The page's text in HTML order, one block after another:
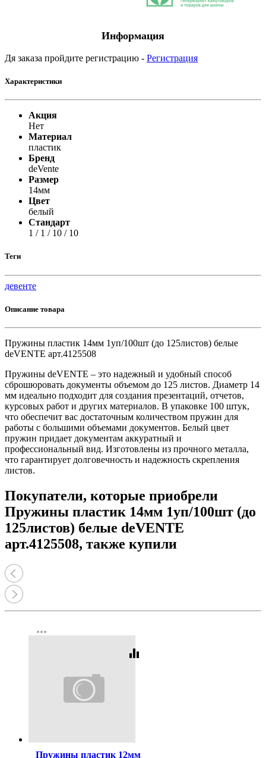
Информация
Дя заказа пройдите регистрацию - Регистрация
Характеристики
Акция
Нет
Материал
пластик
Бренд
deVente
Размер
14мм
Цвет
белый
Стандарт
1 / 1 / 10 / 10
Теги
девенте
Описание товара
Пружины пластик 14мм 1уп/100шт (до 125листов) белые
deVENTE арт.4125508
Пружины deVENTE – это надежный и удобный способ
сброшюровать документы объемом до 125 листов. Диаметр 14
мм идеально подходит для создания презентаций, отчетов,
курсовых работ и других материалов. В упаковке 100 штук,
что обеспечит вас достаточным количеством пружин для
работы с большими объемами документов. Белый цвет
пружин придает документам аккуратный и
профессиональный вид. Изготовлены из прочного металла,
что гарантирует долговечность и надежность скрепления
листов.
Покупатели, которые приобрели
Пружины пластик 14мм 1уп/100шт (до
125листов) белые deVENTE
арт.4125508, также купили
more_horiz
equalizer
Пружины пластик 12мм